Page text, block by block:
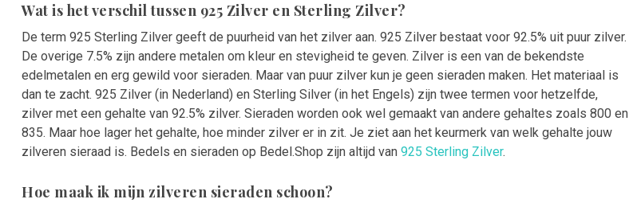
Wat is het verschil tussen 925 Zilver en Sterling Zilver?
De term 925 Sterling Zilver geeft de puurheid van het zilver aan. 925 Zilver bestaat voor 92.5% uit puur zilver.
De overige 7.5% zijn andere metalen om kleur en stevigheid te geven. Zilver is een van de bekendste
edelmetalen en erg gewild voor sieraden. Maar van puur zilver kun je geen sieraden maken. Het materiaal is
dan te zacht. 925 Zilver (in Nederland) en Sterling Silver (in het Engels) zijn twee termen voor hetzelfde,
zilver met een gehalte van 92.5% zilver. Sieraden worden ook wel gemaakt van andere gehaltes zoals 800 en
835. Maar hoe lager het gehalte, hoe minder zilver er in zit. Je ziet aan het keurmerk van welk gehalte jouw
zilveren sieraad is. Bedels en sieraden op Bedel.Shop zijn altijd van 925 Sterling Zilver.
Hoe maak ik mijn zilveren sieraden schoon?